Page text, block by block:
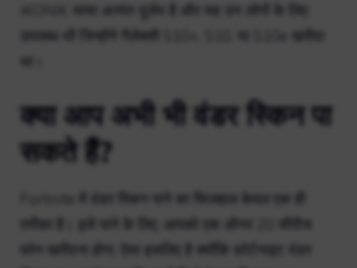
iKONIK त्वचा अत्यंत दुर्लभ है और यह उन लोगों के लिए
उपलब्ध थी जिन्होंने गैलेक्सी S10+, S10, या S10e खरीदा
था।
क्या आप अभी भी वंडर स्किन पा
सकते हैं?
Fortnite में वंडर स्किन पाने का फिलहाल केवल एक ही
तरीका है। इसे पाने के लिए, आपको एक ऑनर 20 सीरीज
फोन खरीदना होगा, ऐसा इसलिए है क्योंकि फ़ोर्टनाइट वंडर